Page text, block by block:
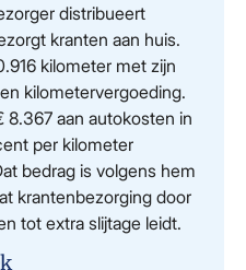
distribueert
kranten aan huis.
kilometer met zijn
kilometervergoeding.
8.367 aan autokosten in
per kilometer
bedrag is volgens hem
krantenbezorging door
tot extra slijtage leidt.